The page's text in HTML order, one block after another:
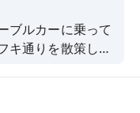
ブルカーに乗って
キ通りを散策しま
ょう。